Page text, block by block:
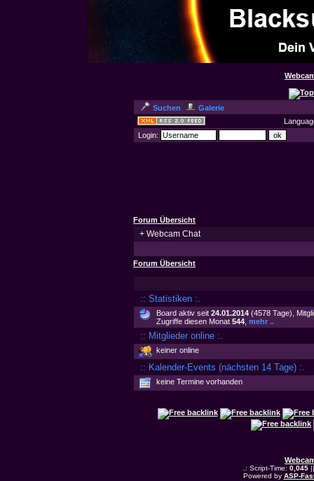
Suchen
Galerie
Login:
Forum Übersicht
+ Webcam Chat
Forum Übersicht
:: Statistiken :.
Board aktiv seit 24.01.2014 (4578 Tage),
Zugriffe diesen Monat 544 mehr ..
:: Mitglieder online :.
keiner online
:: Kalender-Events (nächsten 14 Tage) :.
keine Termine vorhanden
.: Script-Time: 0,045||
Powered by ASP-